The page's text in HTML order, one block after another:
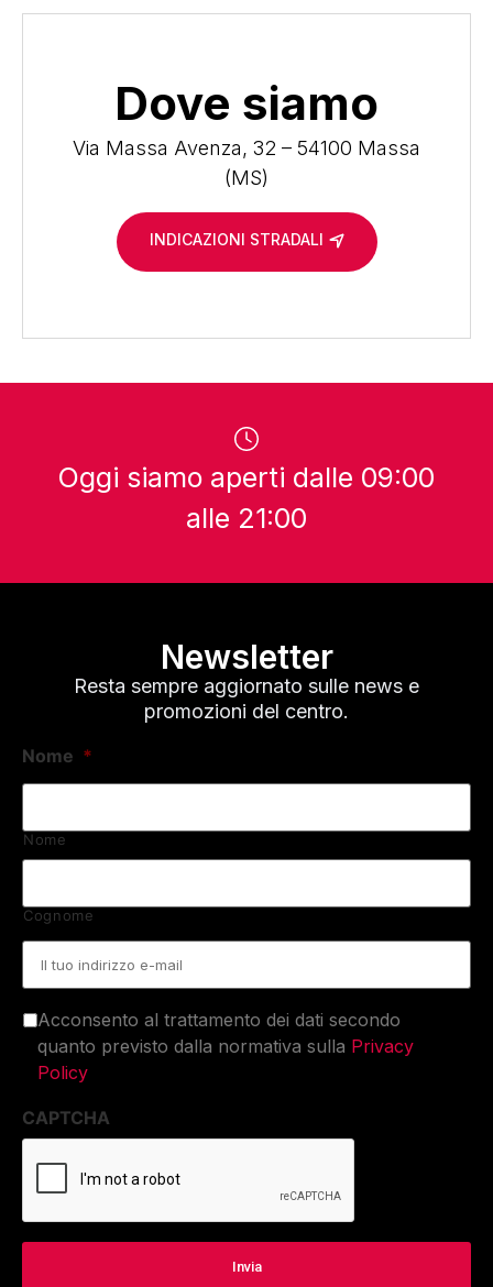
Dove siamo
Via Massa Avenza, 32 – 54100 Massa
(MS)
INDICAZIONI STRADALI
Oggi siamo aperti dalle 09:00
alle 21:00
Newsletter
Resta sempre aggiornato sulle news e
promozioni del centro.
Nome *
Nome
Cognome
Email
Acconsento al trattamento dei dati secondo
quanto previsto dalla normativa sulla Privacy
Policy
CAPTCHA